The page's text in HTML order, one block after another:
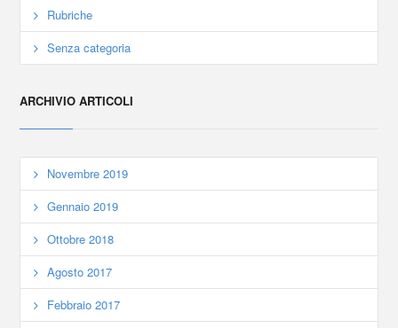
Rubriche
Senza categoria
ARCHIVIO ARTICOLI
Novembre 2019
Gennaio 2019
Ottobre 2018
Agosto 2017
Febbraio 2017